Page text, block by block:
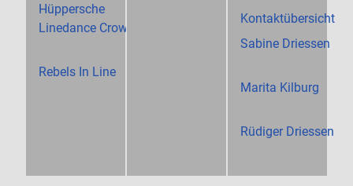
Hüppersche
Linedance Crows
Rebels In Line
Kontaktübersicht
Sabine Driessen
Marita Kilburg
Rüdiger Driessen